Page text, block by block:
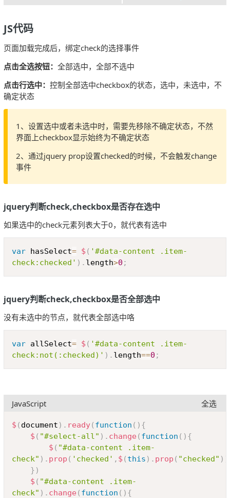
JS代码
页面加载完成后，绑定check的选择事件
点击全选按钮： 全部选中，全部不选中
点击行选中： 控制全部选中checkbox的状态，选中，未选中，不
确定状态
1、设置选中或者未选中时，需要先移除不确定状态，不然
界面上checkbox显示始终为不确定状态
2、通过jquery prop设置checked的时候，不会触发change
事件
jquery判断check,checkbox是否存在选中
如果选中的check元素列表大于0，就代表有选中
var hasSelect= $ ( '#data-content .item-
check:checked' ) . length>0 ;
jquery判断check,checkbox是否全部选中
没有未选中的节点，就代表全部选中咯
var allSelect= $ ( '#data-content .item-
check:not(:checked)' ) . length==0 ;
JavaScript 全选
$ ( document ) . ready( function ( ) {
$ ( "#select-all" ) . change( function ( ) {
$ ( "#data-content .item-
check" ) . prop ( 'checked' , $ ( this ) . prop ( "checked" )
} )
$ ( "#data-content .item-
check" ) . change( function ( ) {